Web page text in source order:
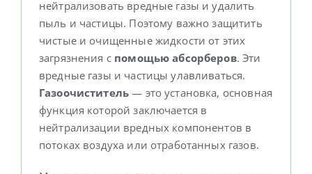
нейтрализовать вредные газы и удалить
пыль и частицы. Поэтому важно защитить
чистые и очищенные жидкости от этих
загрязнения с помощью абсорберов. Эти
вредные газы и частицы улавливаться.
Газоочиститель — это установка, основная
функция которой заключается в
нейтрализации вредных компонентов в
потоках воздуха или отработанных газов.